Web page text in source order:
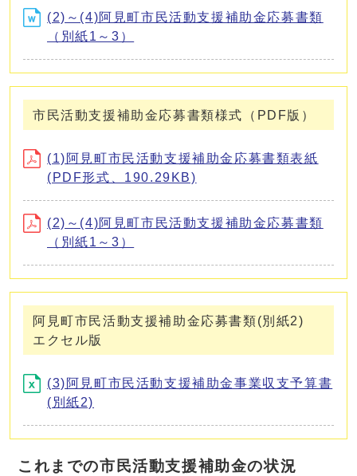
(2)～(4)阿見町市民活動支援補助金応募書類
（別紙1～3）
市民活動支援補助金応募書類様式（PDF版）
(1)阿見町市民活動支援補助金応募書類表紙
(PDF形式、190.29KB)
(2)～(4)阿見町市民活動支援補助金応募書類
（別紙1～3）
阿見町市民活動支援補助金応募書類(別紙2)
エクセル版
(3)阿見町市民活動支援補助金事業収支予算書
(別紙2)
これまでの市民活動支援補助金の状況